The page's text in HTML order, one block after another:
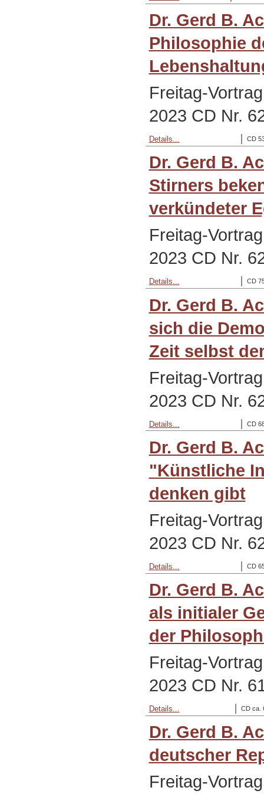
Dr. Gerd B.
Philosophie
Freitag-
2023 CD Nr.
CD
Details...
Dr. Gerd B.
Stirners
verkündeter
Freitag-
2023 CD Nr.
CD
Details...
Dr. Gerd B.
sich die
Zeit selbst
Freitag-
2023 CD Nr.
CD
Details...
Dr. Gerd B.
"Künstliche
denken gibt
Freitag-
2023 CD Nr.
CD
Details...
Dr. Gerd B.
als initialer
der
Freitag-
2023 CD Nr.
CD ca.
Details...
Dr. Gerd B.
deutscher
Freitag-